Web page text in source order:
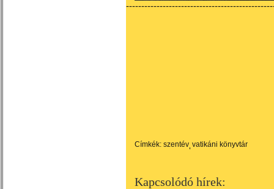
Címkék: szentév vatikáni könyvtár
Kapcsolódó hírek: